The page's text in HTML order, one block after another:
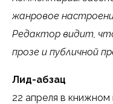
жанровое
Редактор видит,
прозе и публичной
Лид-абзац
22 апреля в